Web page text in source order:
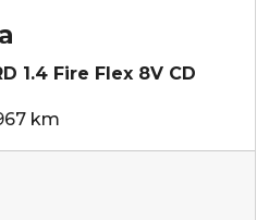
1.4 Fire Flex 8V CD
km